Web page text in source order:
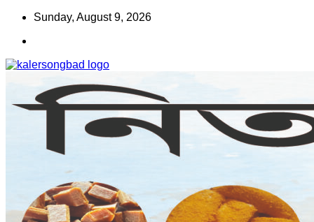
Skip
content
Sunday, August 9, 2026
কালের সংবাদ
www.kalersongbad.com